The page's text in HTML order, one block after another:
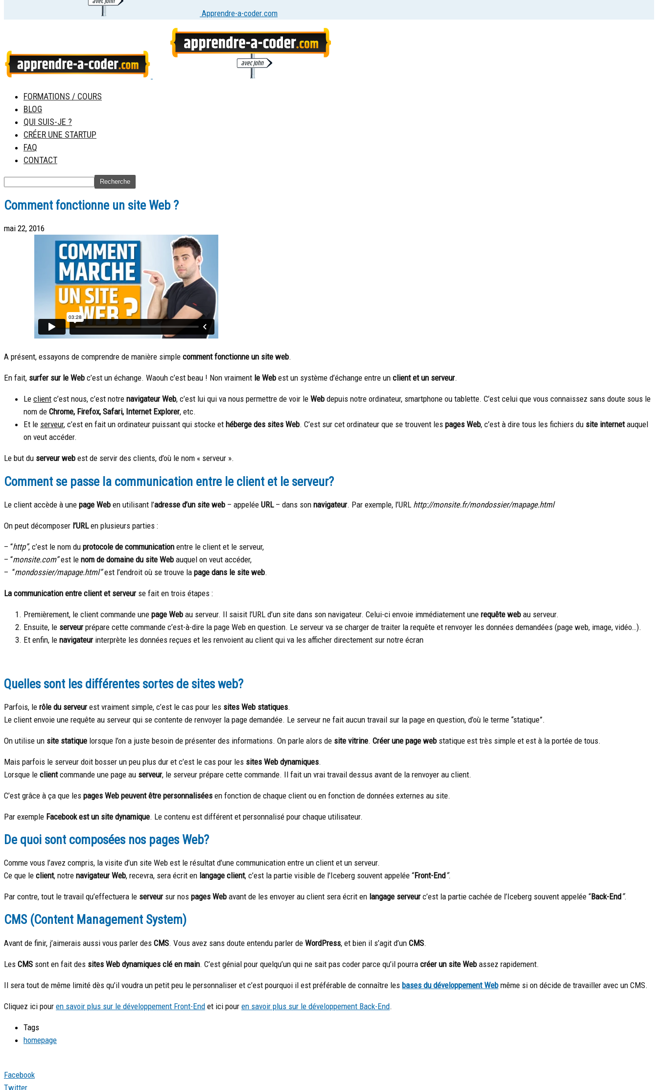
Apprendre-a-coder.com
FORMATIONS / COURS
BLOG
QUI SUIS-JE ?
CRÉER UNE STARTUP
FAQ
CONTACT
Comment fonctionne un site Web ?
mai 22, 2016
A présent, essayons de comprendre de manière simple comment fonctionne un site web.
En fait, surfer sur le Web c’est un échange. Waouh c’est beau ! Non vraiment le Web est un système d’échange entre un client et un serveur.
Le client c’est nous, c’est notre navigateur Web, c’est lui qui va nous permettre de voir le Web depuis notre ordinateur, smartphone ou tablette. C’est celui que vous connaissez sans doute sous le
nom de Chrome, Firefox, Safari, Internet Explorer, etc.
Et le serveur, c’est en fait un ordinateur puissant qui stocke et héberge des sites Web. C’est sur cet ordinateur que se trouvent les pages Web, c’est à dire tous les fichiers du site internetauquel
on veut accéder.
Le but du serveur web est de servir des clients, d’où le nom « serveur ».
Comment se passe la communication entre le client et le serveur?
Le client accède à une page Web en utilisant l’adresse d’un site web – appelée URL– dans son navigateur. Par exemple, l’URL http://monsite.fr/mondossier/mapage.html
On peut décomposer l’URLen plusieurs parties :
– “http”, c’est le nom du protocole de communication entre le client et le serveur,
– “monsite.com”est le nom de domaine du site Web auquel on veut accéder,
– “mondossier/mapage.html”est l’endroit où se trouve la page dans le site web.
La communication entre client et serveur se fait en trois étapes :
Premièrement, le client commande une page Web au serveur. Il saisit l’URL d’un site dans son navigateur. Celui-ci envoie immédiatement une requête web au serveur.
Ensuite, le serveur prépare cette commande c’est-à-dire la page Web en question. Le serveur va se charger de traiter la requête et renvoyer les données demandées (page web, image, vidéo…).
Et enfin, le navigateur interprète les données reçues et les renvoient au client qui va les afficher directement sur notre écran
Quelles sont les différentes sortes de sites web?
Parfois, le rôle du serveur est vraiment simple, c’est le cas pour les sites Web statiques.
Le client envoie une requête au serveur qui se contente de renvoyer la page demandée. Le serveur ne fait aucun travail sur la page en question, d’où le terme “statique”.
On utilise un site statique lorsque l’on a juste besoin de présenter des informations. On parle alors de site vitrine. Créer une page web statique est très simple et est à la portée de tous.
Mais parfois le serveur doit bosser un peu plus dur et c’est le cas pour les sites Web dynamiques.
Lorsque le clientcommande une page au serveur, le serveur prépare cette commande. Il fait un vrai travail dessus avant de la renvoyer au client.
C’est grâce à ça que les pages Web peuvent être personnalisées en fonction de chaque client ou en fonction de données externes au site.
Par exemple Facebook est un site dynamique. Le contenu est différent et personnalisé pour chaque utilisateur.
De quoi sont composées nos pages Web?
Comme vous l’avez compris, la visite d’un site Web est le résultat d’une communication entre un client et un serveur.
Ce que le client, notre navigateur Web, recevra, sera écrit en langage client, c’est la partie visible de l’Iceberg souvent appelée “Front-End”.
Par contre, tout le travail qu’effectuera le serveur sur nos pages Web avant de les envoyer au client sera écrit en langage serveur c’est la partie cachée de l’Iceberg souvent appelée “Back-End”.
CMS (Content Management System)
Avant de finir, j’aimerais aussi vous parler des CMS. Vous avez sans doute entendu parler de WordPress, et bien il s’agit d’un CMS.
Les CMS sont en fait des sites Web dynamiques clé en main. C’est génial pour quelqu’un qui ne sait pas coder parce qu’il pourra créer un site Web assez rapidement.
Il sera tout de même limité dès qu’il voudra un petit peu le personnaliser et c’est pourquoi il est préférable de connaître les bases du développement Web même si on décide de travailler avec un CMS.
Cliquez ici pour en savoir plus sur le développement Front-End et ici pour en savoir plus sur le développement Back-End.
Tags
homepage
Facebook
Twitter